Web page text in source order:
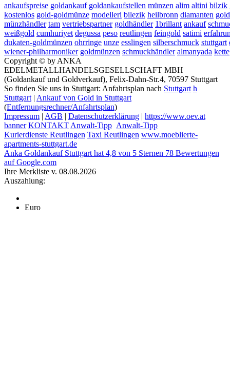
ankaufspreise goldankauf goldankaufstellen münzen alim altini bilzik
kostenlos gold-goldmünze modelleri bilezik heilbronn diamanten
münzhändler tam vertriebspartner goldhändler 1brillant ankauf
weißgold cumhuriyet degussa peso reutlingen feingold satimi
dukaten-goldmünzen ohrringe unze esslingen silberschmuck stuttgart
wiener-philharmoniker goldmünzen schmuckhändler almanyada kette
Copyright © by ANKA
EDELMETALLHANDELSGESELLSCHAFT MBH
(Goldankauf und Goldverkauf), Felix-Dahn-Str.4, 70597 Stuttgart
So finden Sie uns in Stuttgart: Anfahrtsplan nach Stuttgart h
Stuttgart | Ankauf von Gold in Stuttgart
(Entfernungsrechner/Anfahrtsplan)
Impressum | AGB | Datenschutzerklärung | https://www.oev.at
banner KONTAKT Anwalt-Tipp Anwalt-Tipp
Kurierdienste Reutlingen Taxi Reutlingen www.moeblierte-
apartments-stuttgart.de
Anka Goldankauf Stuttgart hat 4,8 von 5 Sternen 78 Bewertungen
auf Google.com
Ihre Merkliste v. 08.08.2026
Auszahlung:
Euro